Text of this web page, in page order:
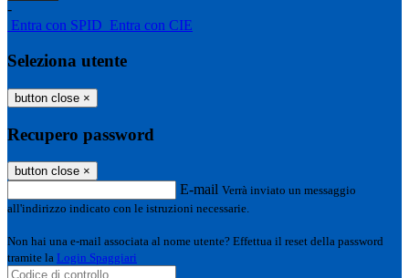
-
Entra con SPID Entra con CIE
Seleziona utente
button close ×
Recupero password
button close ×
E-mail Verrà inviato un messaggio
all'indirizzo indicato con le istruzioni necessarie.
Non hai una e-mail associata al nome utente? Effettua il reset della password
tramite la Login Spaggiari